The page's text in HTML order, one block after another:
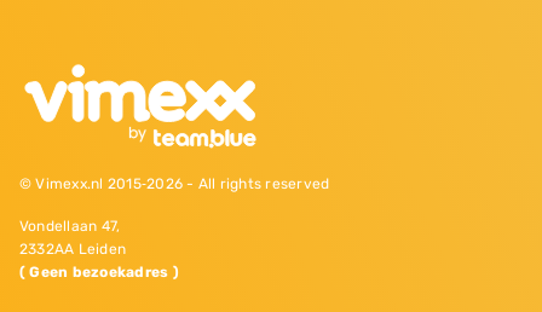
© Vimexx.nl 2015‐2026 - All rights reserved
Vondellaan 47,
2332AA Leiden
( Geen bezoekadres )